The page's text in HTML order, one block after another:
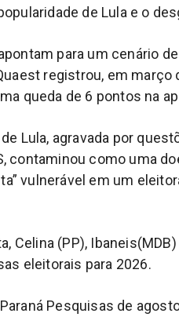
de Lula e o
para um cenário
registrou, em março
queda de 6 pontos na
Lula, agravada por
contaminou como uma
vulnerável em um
Celina (PP),
eleitorais para 2026.
Pesquisas de